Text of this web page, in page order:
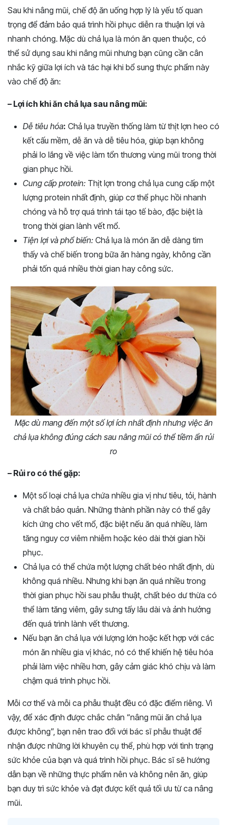
Sau khi nâng mũi, chế độ ăn uống hợp lý là yếu tố quan
trọng để đảm bảo quá trình hồi phục diễn ra thuận lợi và
nhanh chóng. Mặc dù chả lụa là món ăn quen thuộc, có
thể sử dụng sau khi nâng mũi nhưng bạn cũng cần cân
nhắc kỹ giữa lợi ích và tác hại khi bổ sung thực phẩm này
vào chế độ ăn:
– Lợi ích khi ăn chả lụa sau nâng mũi:
Dễ tiêu hóa: Chả lụa truyền thống làm từ thịt lợn heo có
kết cấu mềm, dễ ăn và dễ tiêu hóa, giúp bạn không
phải lo lắng về việc làm tổn thương vùng mũi trong thời
gian phục hồi.
Cung cấp protein: Thịt lợn trong chả lụa cung cấp một
lượng protein nhất định, giúp cơ thể phục hồi nhanh
chóng và hỗ trợ quá trình tái tạo tế bào, đặc biệt là
trong thời gian lành vết mổ.
Tiện lợi và phổ biến: Chả lụa là món ăn dễ dàng tìm
thấy và chế biến trong bữa ăn hàng ngày, không cần
phải tốn quá nhiều thời gian hay công sức.
Mặc dù mang đến một số lợi ích nhất định nhưng việc ăn
chả lụa không đúng cách sau nâng mũi có thể tiềm ẩn rủi
ro
– Rủi ro có thể gặp:
Một số loại chả lụa chứa nhiều gia vị như tiêu, tỏi, hành
và chất bảo quản. Những thành phần này có thể gây
kích ứng cho vết mổ, đặc biệt nếu ăn quá nhiều, làm
tăng nguy cơ viêm nhiễm hoặc kéo dài thời gian hồi
phục.
Chả lụa có thể chứa một lượng chất béo nhất định, dù
không quá nhiều. Nhưng khi bạn ăn quá nhiều trong
thời gian phục hồi sau phẫu thuật, chất béo dư thừa có
thể làm tăng viêm, gây sưng tấy lâu dài và ảnh hưởng
đến quá trình lành vết thương.
Nếu bạn ăn chả lụa với lượng lớn hoặc kết hợp với các
món ăn nhiều gia vị khác, nó có thể khiến hệ tiêu hóa
phải làm việc nhiều hơn, gây cảm giác khó chịu và làm
chậm quá trình phục hồi.
Mỗi cơ thể và mỗi ca phẫu thuật đều có đặc điểm riêng. Vì
vậy, để xác định được chắc chắn “nâng mũi ăn chả lụa
được không”, bạn nên trao đổi với bác sĩ phẫu thuật để
nhận được những lời khuyên cụ thể, phù hợp với tình trạng
sức khỏe của bạn và quá trình hồi phục. Bác sĩ sẽ hướng
dẫn bạn về những thực phẩm nên và không nên ăn, giúp
bạn duy trì sức khỏe và đạt được kết quả tối ưu từ ca nâng
mũi.